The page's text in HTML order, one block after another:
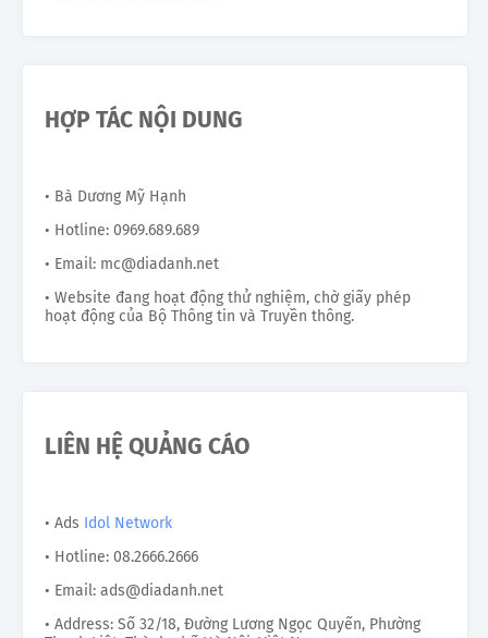
HỢP TÁC NỘI DUNG
• Bà Dương Mỹ Hạnh
• Hotline: 0969.689.689
• Email: mc@diadanh.net
• Website đang hoạt động thử nghiệm, chờ giấy phép
hoạt động của Bộ Thông tin và Truyền thông.
LIÊN HỆ QUẢNG CÁO
• Ads Idol Network
• Hotline: 08.2666.2666
• Email: ads@diadanh.net
• Address: Số 32/18, Đường Lương Ngọc Quyến, Phường